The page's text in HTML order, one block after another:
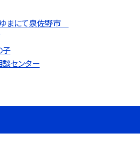
まにて泉佐野市
子
センター